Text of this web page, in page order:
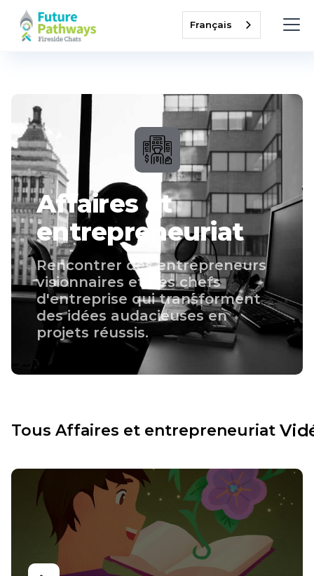
Français
Affaires et
entrepreneuriat
Rencontrer des entrepreneurs
visionnaires et des chefs
d'entreprise qui transforment
des idées audacieuses en
projets réussis.
Tous Affaires et entrepreneuriat